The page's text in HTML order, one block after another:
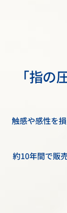
「指の
触感や感性を
約10年間で販